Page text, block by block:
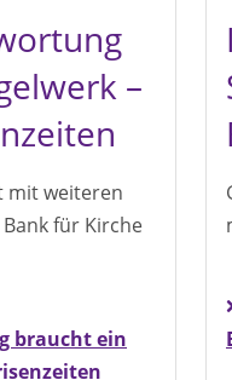
–
mit weiteren
für Kirche
braucht ein